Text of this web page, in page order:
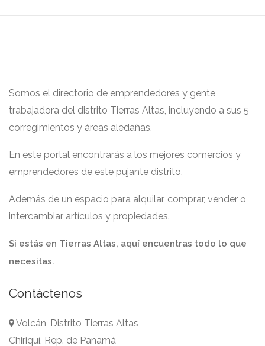
Somos el directorio de emprendedores y gente
trabajadora del distrito Tierras Altas, incluyendo a sus 5
corregimientos y áreas aledañas.
En este portal encontrarás a los mejores comercios y
emprendedores de este pujante distrito.
Además de un espacio para alquilar, comprar, vender o
intercambiar artículos y propiedades.
Si estás en Tierras Altas, aquí encuentras todo lo que
necesitas.
Contáctenos
Volcán, Distrito Tierras Altas
Chiriquí, Rep. de Panamá